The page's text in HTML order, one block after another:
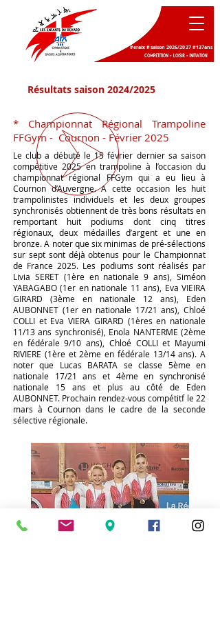
#eraix #saison 2026/2027 #137ans
Résultats saison 2024/2025
* Championnat Régional Trampoline
FFGym - Cournon - Février 2025
Le club a débuté le 15 février dernier sa saison
compétitive 2025 en trampoline à l’occasion du
championnat régional FFGym qui a eu lieu à
Cournon d’Auvergne. A cette occasion les huit
trampolinistes individuels et les deux groupes
synchronisés obtiennent de très bons résultats en
remportant huit podiums dont cinq titres
régionaux, deux médailles d’argent et une en
bronze. A noter que six minimas de pré-sélections
sur sept sont déjà obtenus pour le Championnat
de France 2025. Les podiums sont réalisés par
Livia SERET (1ère en nationale 9 ans), Siméon
YABAGABO (1er en nationale 11 ans), Eva VIEIRA
GIRARD (3ème en nationale 12 ans), Eden
AUBONNET (1er en nationale 17/21 ans), Chloé
COLLI et Eva VIERA GIRARD (1ères en nationale
11/13 ans synchronisé), Enola NANTERME (2ème
en fédérale 9/10 ans), Chloé COLLI et Mayumi
RIVIERE (1ère et 2ème en fédérale 13/14 ans). A
noter que Lucas BARATA se classe 5ème en
nationale 17/21 ans et 4ème en synchronisé
nationale 15 ans et plus au côté de Eden
AUBONNET. Prochain rendez-vous compétitf le 22
mars à Cournon dans le cadre de la seconde
sélective régionale.